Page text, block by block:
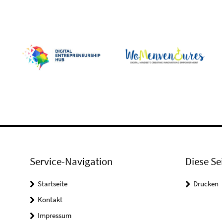
Service-Navigation
Startseite
Kontakt
Impressum
Diese
Drucken